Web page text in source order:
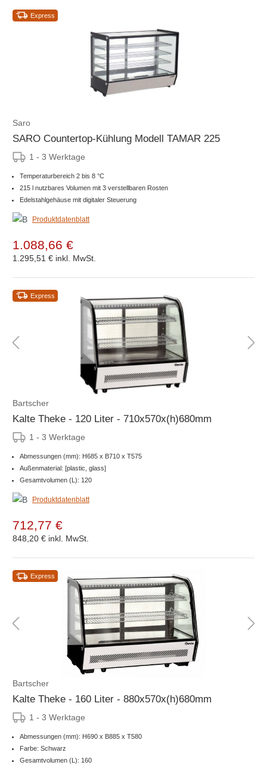
Express
Saro
SARO Countertop-Kühlung Modell TAMAR 225
1 - 3 Werktage
Temperaturbereich 2 bis 8 °C
215 l nutzbares Volumen mit 3 verstellbaren Rosten
Edelstahlgehäuse mit digitaler Steuerung
Produktdatenblatt
1.088,66 €
1.295,51 € inkl. MwSt.
Express
Bartscher
Kalte Theke - 120 Liter - 710x570x(h)680mm
1 - 3 Werktage
Abmessungen (mm): H685 x B710 x T575
Außenmaterial: [plastic, glass]
Gesamtvolumen (L): 120
Produktdatenblatt
712,77 €
848,20 € inkl. MwSt.
Express
Bartscher
Kalte Theke - 160 Liter - 880x570x(h)680mm
1 - 3 Werktage
Abmessungen (mm): H690 x B885 x T580
Farbe: Schwarz
Gesamtvolumen (L): 160